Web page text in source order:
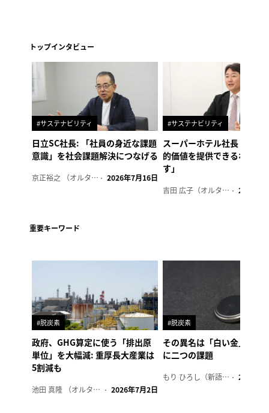
トップインタビュー
#サステナビリティ
日立SC社長: 「社員の身近な課題
意識」を社会課題解決につなげる
京正裕之 （オルタナ副編集長） 2026年7月16日
#サステナビリティ
スーパーホテル社長「地域
的価値を提供できるホテル
す」
吉田 広子（オルタナ輪番編集長） 2026年6
重要キーワード
#脱炭素
政府、GHG算定に使う「排出原
単位」を大幅減: 重厚長大産業は
5割減も
池田 真隆 （オルタナ輪番編集長） 2026年7月2日
#脱炭素
その異名は「白い金」、リ
に二つの課題
もり ひろし（新語ウォッチャー） 2023年7